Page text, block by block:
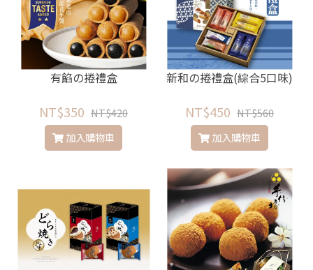
有餡の捲禮盒
NT$350 NT$420
加入購物車
新和の捲禮盒(綜合5口味)
NT$450 NT$560
加入購物車